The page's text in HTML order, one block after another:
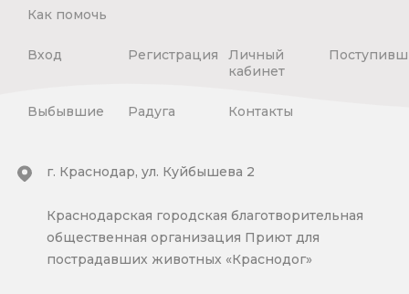
Как помочь
Вход Регистрация
Личный
кабинет
Выбывшие Радуга Контакты
г. Краснодар, ул. Куйбышева 2
Краснодарская городская благотворительная
общественная организация Приют для
пострадавших животных «Краснодог»